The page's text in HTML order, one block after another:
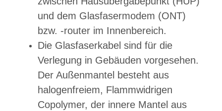
und dem Glasfasermodem (ONT)
bzw. -router im Innenbereich.
Die Glasfaserkabel sind für die
Verlegung in Gebäuden vorgesehen.
Der Außenmantel besteht aus
halogenfreiem, Flammwidrigen
Copolymer, der innere Mantel aus